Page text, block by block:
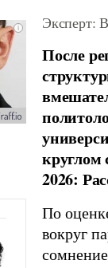
Эксперт:
После
круглом
2026:
По
вокруг
сомнение